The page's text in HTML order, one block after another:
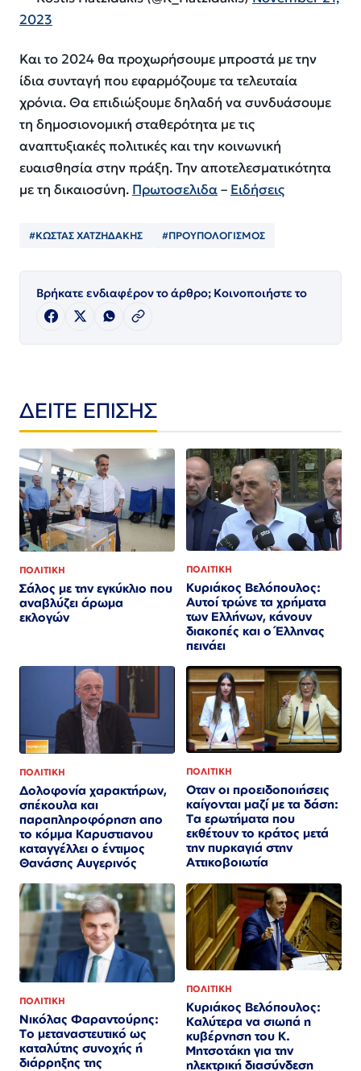
2023
Και το 2024 θα προχωρήσουμε μπροστά με την
ίδια συνταγή που εφαρμόζουμε τα τελευταία
χρόνια. Θα επιδιώξουμε δηλαδή να συνδυάσουμε
τη δημοσιονομική σταθερότητα με τις
αναπτυξιακές πολιτικές και την κοινωνική
ευαισθησία στην πράξη. Την αποτελεσματικότητα
με τη δικαιοσύνη. Πρωτοσελιδα– Ειδήσεις
#ΚΩΣΤΑΣ ΧΑΤΖΗΔΑΚΗΣ #ΠΡΟΥΠΟΛΟΓΙΣΜΟΣ
Βρήκατε ενδιαφέρον το άρθρο; Κοινοποιήστε το
ΔΕΙΤΕ ΕΠΙΣΗΣ
ΠΟΛΙΤΙΚΗ
Σάλος με την εγκύκλιο που
αναβλύζει άρωμα
εκλογών
ΠΟΛΙΤΙΚΗ
Κυριάκος Βελόπουλος:
Αυτοί τρώνε τα χρήματα
των Ελλήνων, κάνουν
διακοπές και ο Έλληνας
πεινάει
ΠΟΛΙΤΙΚΗ
Δολοφονία χαρακτήρων,
σπέκουλα και
παραπληροφόρηση απο
το κόμμα Καρυστιανου
καταγγέλλει ο έντιμος
Θανάσης Αυγερινός
ΠΟΛΙΤΙΚΗ
Οταν οι προειδοποιήσεις
καίγονται μαζί με τα δάση:
Τα ερωτήματα που
εκθέτουν το κράτος μετά
την πυρκαγιά στην
Αττικοβοιωτία
ΠΟΛΙΤΙΚΗ
Νικόλας Φαραντούρης:
Το μεταναστευτικό ως
καταλύτης συνοχής ή
διάρρηξης της
ΠΟΛΙΤΙΚΗ
Κυριάκος Βελόπουλος:
Καλύτερα να σιωπά η
κυβέρνηση του Κ.
Μητσοτάκη για την
ηλεκτρική διασύνδεση